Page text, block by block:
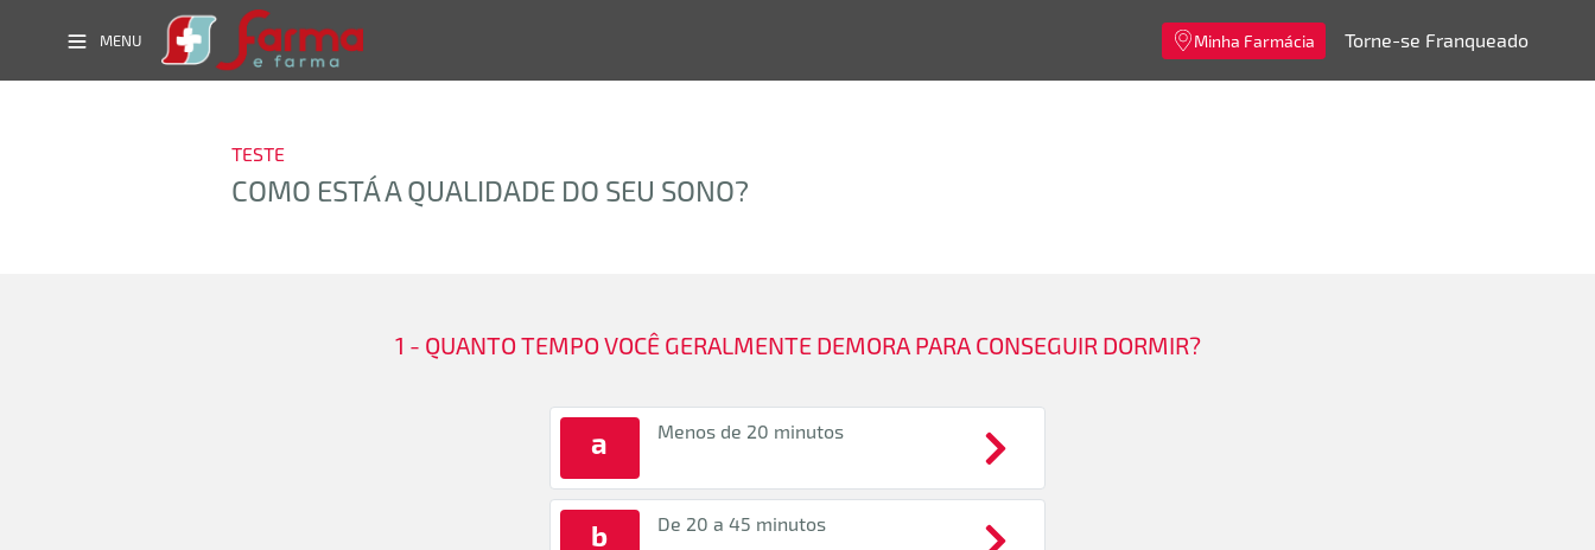
MENU Minha Farmácia Torne-se Franqueado
TESTE
COMO ESTÁ A QUALIDADE DO SEU SONO?
1 - QUANTO TEMPO VOCÊ GERALMENTE DEMORA PARA CONSEGUIR DORMIR?
a Menos de 20 minutos
b De 20 a 45 minutos